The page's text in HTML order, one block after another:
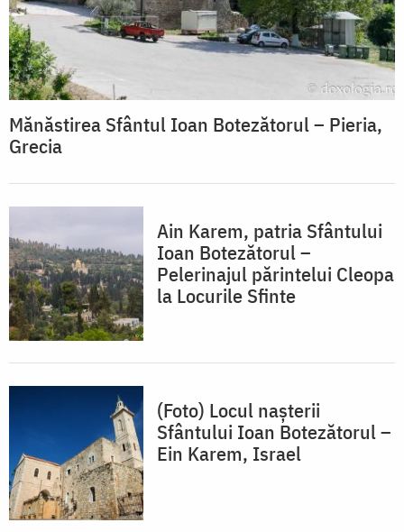
Mănăstirea Sfântul Ioan Botezătorul – Pieria,
Grecia
Ain Karem, patria Sfântului
Ioan Botezătorul –
Pelerinajul părintelui Cleopa
la Locurile Sfinte
(Foto) Locul nașterii
Sfântului Ioan Botezătorul –
Ein Karem, Israel